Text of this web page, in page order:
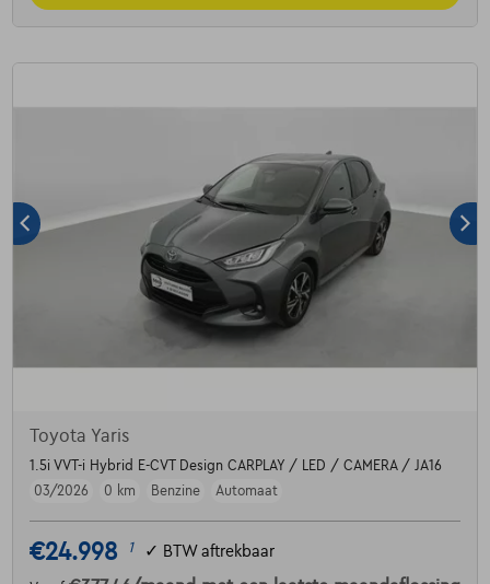
Toyota Yaris
1.5i VVT-i Hybrid E-CVT Design CARPLAY / LED / CAMERA / JA16
03/2026
0 km Benzine Automaat
€24.998 1 ✓ BTW aftrekbaar